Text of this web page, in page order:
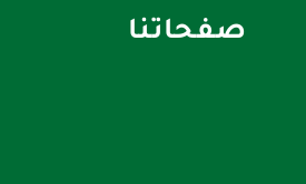
صفحاتنا